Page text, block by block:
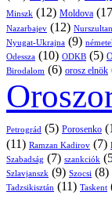
Minszk (12) Moldova
Nazarbajev (12)
Nyugat-Ukrajna (9)
Odessza (10) ODKB (5)
Birodalom (6) orosz elnök
Petrográd (5) Porosenko
(11) Ramzan Kadirov (7)
Szabadság (7) szankciók
Szlavjanszk (9) Szocsi (8)
Tadzsikisztán (11) Taskent